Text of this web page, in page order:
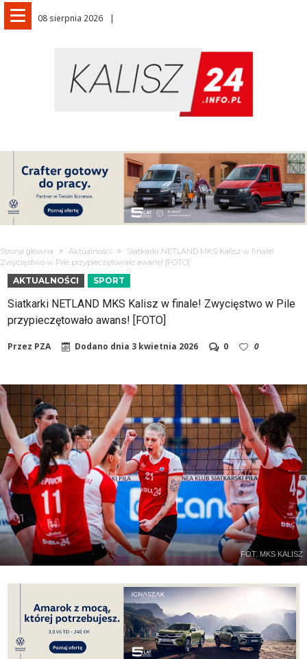
08 sierpnia 2026
Strona główna Aktualności
Siatkarki NETLAND MKS Kalisz w finale!
Zwycięstwo w Pile przypieczętowało awans! [FOTO]
AKTUALNOŚCI SPORT
Siatkarki NETLAND MKS Kalisz w finale! Zwycięstwo w Pile
przypieczętowało awans! [FOTO]
Przez PZA Dodano dnia 3 kwietnia 2026 0 0
FOT. MKS KALISZ